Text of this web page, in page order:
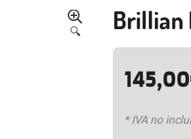
🔍 Brillian
145,00
* IVA no